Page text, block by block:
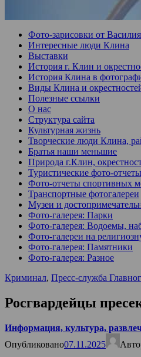
Фото-зарисовки от
Интересные люди Клина
Выставки
История г. Клин и
История Клина в
Виды Клина и
Полезные ссылки
О нас
Структура сайта
Культурная жизнь
Творческие люди Клина,
Братья наши меньшие
Природа г.Клин,
Туристические фото-отчеты
Фото-отчеты спортивных
Транспортные фотогалереи
Музеи и
Фото-галерея: Парки
Фото-галерея: Водоемы,
Фото-галереи на
Фото-галерея: Памятники
Фото-галерея: Разное
Криминал, Пресс-служба
Росгвардейцы
Информация, культура,
Опубликовано07.11.2025